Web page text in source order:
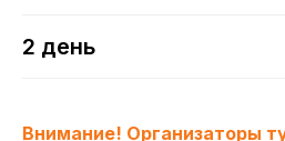
2 день
Внимание! Организаторы